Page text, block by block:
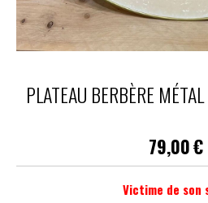
PLATEAU BERBÈRE
79,00€
Victime de son